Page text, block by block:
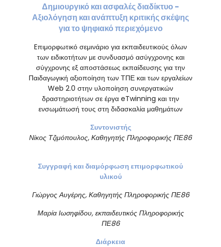
Δημιουργικό και ασφαλές διαδίκτυο -
Αξιολόγηση και ανάπτυξη κριτικής σκέψης
για το ψηφιακό περιεχόμενο
Eπιμορφωτικό σεμινάριο για εκπαιδευτικούς όλων
των ειδικοτήτων με συνδυασμό ασύγχρονης και
σύγχρονης εξ αποστάσεως εκπαίδευσης για την
Παιδαγωγική αξιοποίηση των ΤΠΕ και των εργαλείων
Web 2.0 στην υλοποίηση συνεργατικών
δραστηριοτήτων σε έργα eTwinning και την
ενσωμάτωσή τους στη διδασκαλία μαθημάτων
Συντονιστής
Νίκος Τζιμόπουλος, Καθηγητής Πληροφορικής ΠΕ86
Συγγραφή και διαμόρφωση επιμορφωτικού
υλικού
Γιώργος Αυγέρης, Καθηγητής Πληροφορικής ΠΕ86
Μαρία Ιωσηφίδου, εκπαιδευτικόςΠληροφορικής
ΠΕ86
Διάρκεια